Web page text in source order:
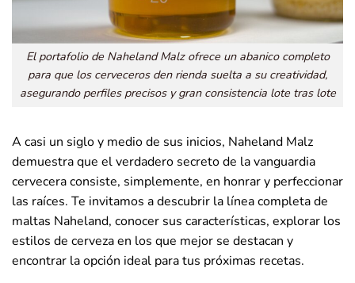
El portafolio de Naheland Malz ofrece un abanico completo
para que los cerveceros den rienda suelta a su creatividad,
asegurando perfiles precisos y gran consistencia lote tras lote
A casi un siglo y medio de sus inicios, Naheland Malz
demuestra que el verdadero secreto de la vanguardia
cervecera consiste, simplemente, en honrar y perfeccionar
las raíces. Te invitamos a descubrir la línea completa de
maltas Naheland, conocer sus características, explorar los
estilos de cerveza en los que mejor se destacan y
encontrar la opción ideal para tus próximas recetas.